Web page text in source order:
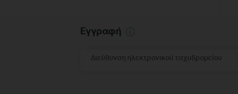
Εγγραφή
Διεύθυνση ηλεκτρονικού ταχυδρομείου